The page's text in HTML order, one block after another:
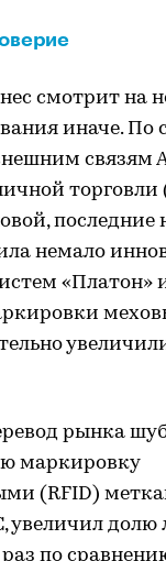
смотрит на
иначе. По
связям
последние
немало
«Платон»
рынка
маркировку
(RFID)
долю
по